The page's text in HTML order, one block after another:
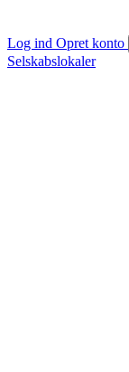
Log ind Opret konto
Selskabslokaler